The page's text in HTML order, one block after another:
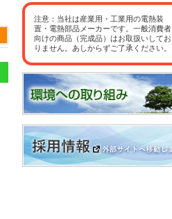
注意：当社は産業用・工業用の電熱装
置・電熱部品メーカーです。一般消費者
向けの商品（完成品）はお取扱いしてお
りません。あしからずご了承ください。